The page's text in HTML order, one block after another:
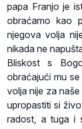
papa Franjo je
obraćamo kao
njegova volja
nikada ne
Bliskost s
obraćajući mu
volja nije za
upropastiti si
radost, a tuga i